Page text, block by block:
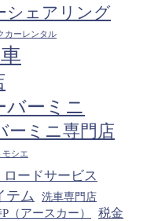
シェアリング
カーレンタル
バーミニ
ーミニ専門店
モシエ
ロードサービス
テム
洗車専門店
（アースカー） 税金